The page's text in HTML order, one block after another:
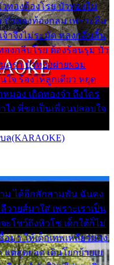
ทองต้องโรย บัวทองไม่
วทองท้องกลม เพราะลืม
าจึงไม่ระมัด หลงกลิ่นลิ้น
องกลีบโรย ต้องร้อนรุม บัว
รา บัวทองผ่ายผอม
ใจ ร้องไห้ลูกเดียว หยุด
มอง เถิดทองจ๋า ถึงใคร
ไง พี่ขอเป็นเพื่อนปลอบใจ
ล(KARAOKE)
ม ได้อีกสักสามพัน ฉันคง
วายส์มาใส่ เพราะเราเป็น
ะโชว์ถึงหิวโซ เด็กใต้ก็ไม่
มา ให้เด็กเทพเหลียวมอง
ต่สุดยอด เดินโยกย้ายเย